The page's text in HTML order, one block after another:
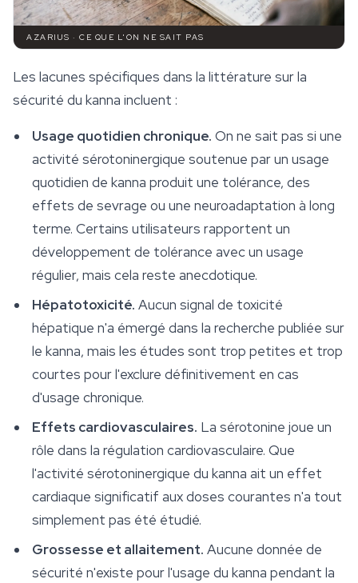
AZARIUS · CE QUE L'ON NE SAIT PAS
Les lacunes spécifiques dans la littérature sur la
sécurité du kanna incluent :
Usage quotidien chronique. On ne sait pas si une
activité sérotoninergique soutenue par un usage
quotidien de kanna produit une tolérance, des
effets de sevrage ou une neuroadaptation à long
terme. Certains utilisateurs rapportent un
développement de tolérance avec un usage
régulier, mais cela reste anecdotique.
Hépatotoxicité. Aucun signal de toxicité
hépatique n'a émergé dans la recherche publiée sur
le kanna, mais les études sont trop petites et trop
courtes pour l'exclure définitivement en cas
d'usage chronique.
Effets cardiovasculaires. La sérotonine joue un
rôle dans la régulation cardiovasculaire. Que
l'activité sérotoninergique du kanna ait un effet
cardiaque significatif aux doses courantes n'a tout
simplement pas été étudié.
Grossesse et allaitement. Aucune donnée de
sécurité n'existe pour l'usage du kanna pendant la